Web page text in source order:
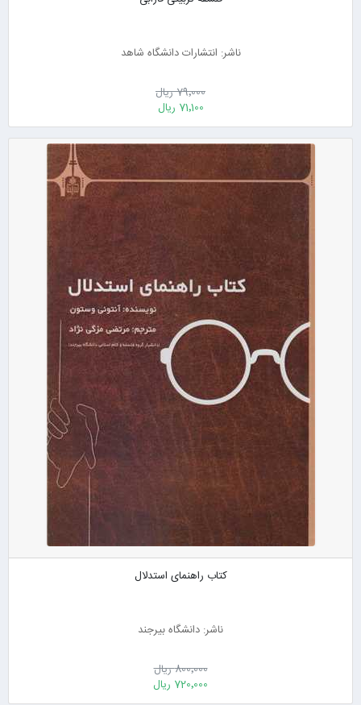
ناشر: انتشارات دانشگاه شاهد
79٬000 ریال
71٬100 ریال
کتاب راهنمای استدلال
ناشر: دانشگاه بیرجند
800٬000 ریال
720٬000 ریال